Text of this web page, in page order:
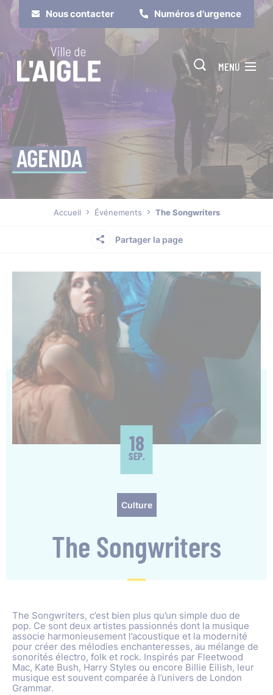
Nous contacter Numéros d'urgence
MENU
AGENDA
Accueil Événements The Songwriters
Partager la page
18
SEP.
Culture
The Songwriters
The Songwriters, c’est bien plus qu’un simple duo de
pop. Ce sont deux artistes passionnés dont la musique
associe harmonieusement l’acoustique et la modernité
pour créer des mélodies enchanteresses, au mélange de
sonorités électro, folk et rock. Inspirés par Fleetwood
Mac, Kate Bush, Harry Styles ou encore Billie Eilish, leur
musique est souvent comparée à l’univers de London
Grammar.
Cookies management panel